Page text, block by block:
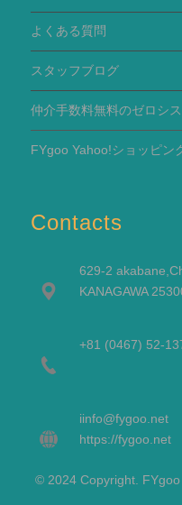
よくある質問
スタッフブログ
仲介手数料無料のゼロシス
FYgoo Yahoo!ショッピン
Contacts
629-2
KANAGAWA
+81 (0467) 52-
iinfo@fygoo.net
https://fygoo.net
© 2024 Copyright.